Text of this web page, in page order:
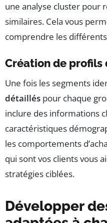
une analyse cluster pour
similaires. Cela vous
comprendre les
Création de profils
Une fois les segments
détaillés pour chaque
inclure des informations
caractéristiques
les comportements
qui sont vos clients vous
stratégies ciblées.
Développer